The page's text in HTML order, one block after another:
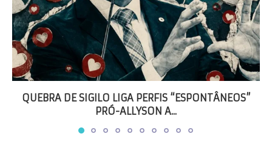
QUEBRA DE SIGILO LIGA PERFIS “ESPONTÂNEOS”
PRÓ-ALLYSON A...